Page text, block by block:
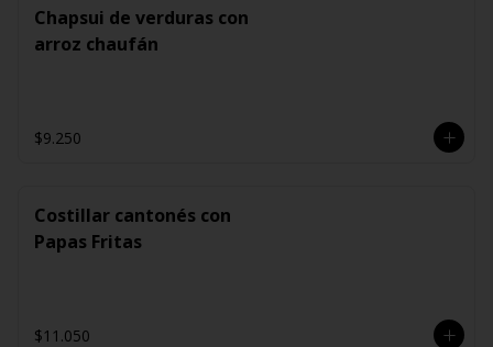
Chapsui de verduras con
arroz chaufán
$9.250
Costillar cantonés con
Papas Fritas
$11.050